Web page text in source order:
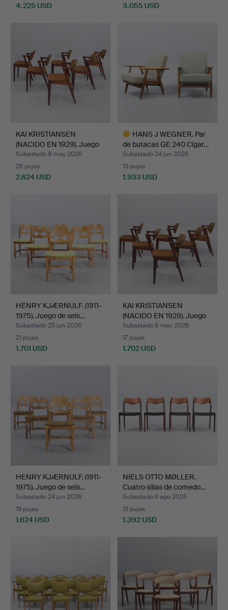
4.225 USD
3.055 USD
KAI KRISTIANSEN
(NACIDO EN 1929). Juego
de…
Subastado 8 may 2026
26 pujas
2.624 USD
HANS J WEGNER. Par
de butacas GE 240 Cigar…
Subastado 24 jun 2026
13 pujas
1.933 USD
HENRY KJÆRNULF. (1911-
1975). Juego de seis…
Subastado 25 jun 2026
21 pujas
1.701 USD
KAI KRISTIANSEN
(NACIDO EN 1929). Juego
de…
Subastado 8 may 2026
17 pujas
1.702 USD
HENRY KJÆRNULF. (1911-
1975). Juego de seis…
Subastado 24 jun 2026
19 pujas
1.624 USD
NIELS OTTO MØLLER.
Cuatro sillas de comedo…
Subastado 6 ago 2026
13 pujas
1.392 USD